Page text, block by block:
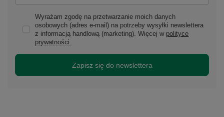
Wyrażam zgodę na przetwarzanie moich danych
osobowych (adres e-mail) na potrzeby wysyłki newslettera
z informacją handlową (marketing). Więcej w polityce
prywatności.
Zapisz się do newslettera